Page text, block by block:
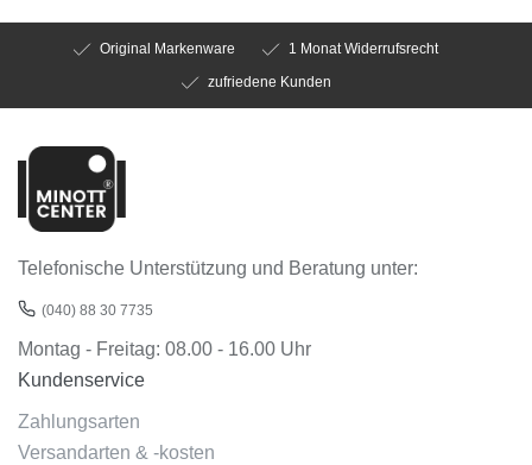
Original Markenware
1 Monat Widerrufsrecht
zufriedene Kunden
Telefonische Unterstützung und Beratung unter:
(040) 88 30 7735
Montag - Freitag: 08.00 - 16.00 Uhr
Kundenservice
Zahlungsarten
Versandarten & -kosten